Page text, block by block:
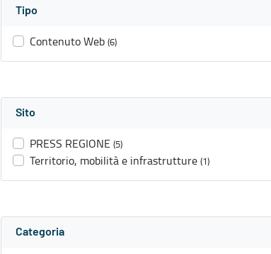
Tipo
Contenuto Web (6)
Sito
PRESS REGIONE (5)
Territorio, mobilità e infrastrutture (1)
Categoria